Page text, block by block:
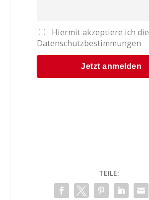
Hiermit akzeptiere ich die
Datenschutzbestimmungen
TEILE: